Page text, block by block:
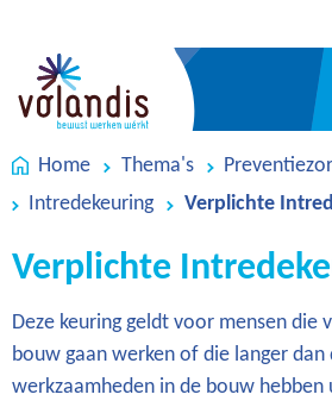
Home Thema's
Intredekeuring
Verplichte
Verplichte
Deze keuring geldt voor mensen die
bouw gaan werken of die langer dan
werkzaamheden in de bouw hebben